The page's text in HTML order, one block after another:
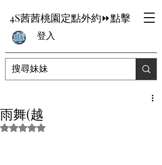
4S茜茜桃園定點外約⏩點擊
登入
雨舞(越
評等為 NaN（最高為 5 顆星）。